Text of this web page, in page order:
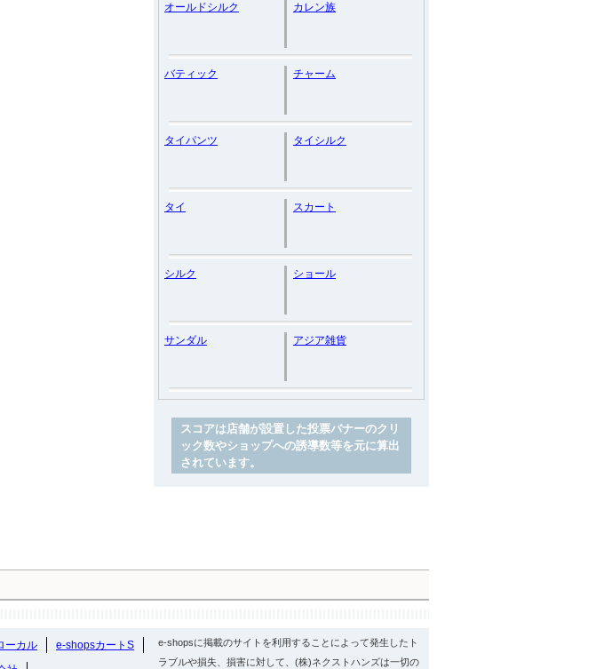
オールドシルク カレン族
バティック チャーム
タイパンツ タイシルク
タイ スカート
シルク ショール
サンダル アジア雑貨
スコアは店舗が設置した投票バナーのクリ
ック数やショップへの誘導数等を元に算出
されています。
ーカル
e-shopsカートS
e-shopsに掲載のサイトを利用することによって発生したト
ラブルや損失、損害に対して、(株)ネクストハンズは一切の